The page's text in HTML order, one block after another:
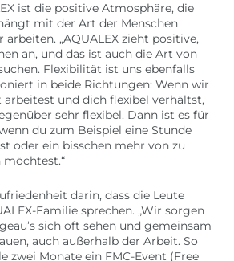
ist die positive Atmosphäre, die
mit der Art der Menschen
„AQUALEX zieht positive,
an, und das ist auch die Art von
Flexibilität ist uns ebenfalls
in beide Richtungen: Wenn wir
arbeitest und dich flexibel verhältst,
sehr flexibel. Dann ist es für
du zum Beispiel eine Stunde
oder ein bisschen mehr von zu
möchtest.“
darin, dass die Leute
Familie sprechen. „Wir sorgen
sich oft sehen und gemeinsam
auch außerhalb der Arbeit. So
zwei Monate ein FMC-Event (Free